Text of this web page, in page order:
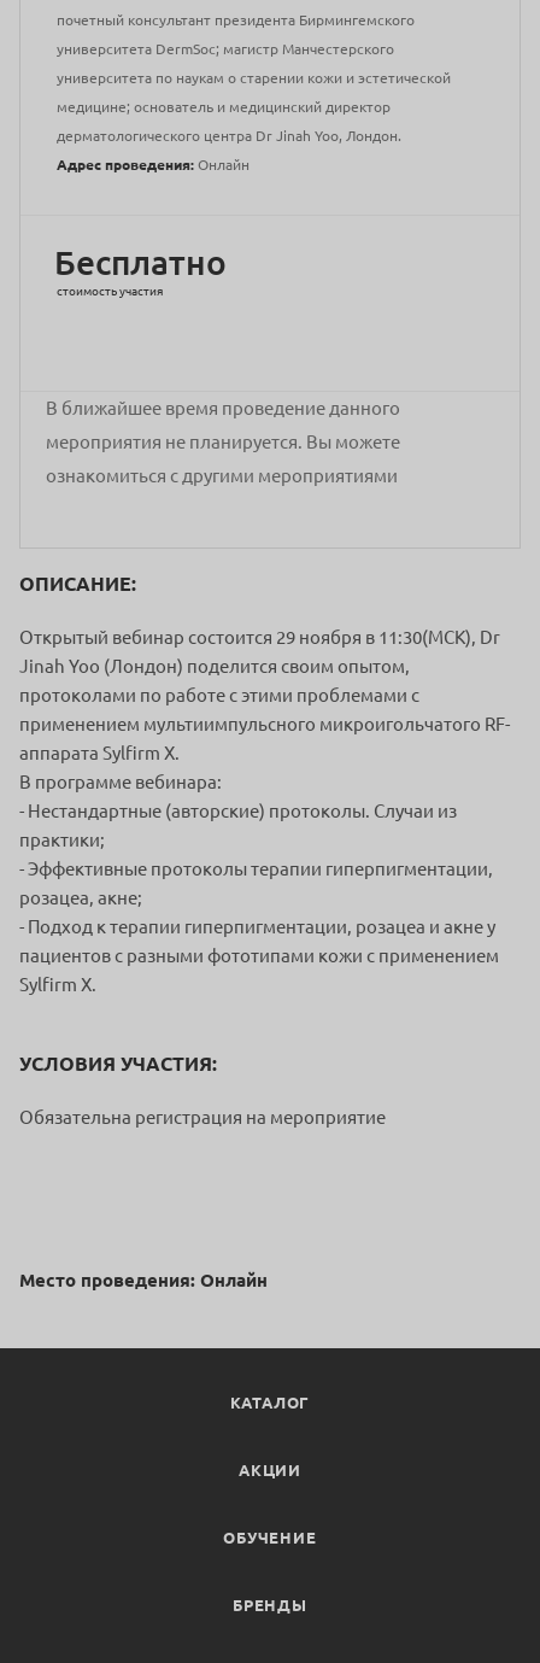
почетный консультант президента Бирмингемского
университета DermSoc; магистр Манчестерского
университета по наукам о старении кожи и эстетической
медицине; основатель и медицинский директор
дерматологического центра Dr Jinah Yoo, Лондон.
Адрес проведения: Онлайн
Бесплатно
стоимость участия
В ближайшее время проведение данного
мероприятия не планируется. Вы можете
ознакомиться с другими мероприятиями
ОПИСАНИЕ:
Открытый вебинар состоится 29 ноября в 11:30(МСК), Dr
Jinah Yoo (Лондон) поделится своим опытом,
протоколами по работе с этими проблемами с
применением мультиимпульсного микроигольчатого RF-
аппарата Sylfirm X.
В программе вебинара:
- Нестандартные (авторские) протоколы. Случаи из
практики;
- Эффективные протоколы терапии гиперпигментации,
розацеа, акне;
- Подход к терапии гиперпигментации, розацеа и акне у
пациентов с разными фототипами кожи с применением
Sylfirm X.
УСЛОВИЯ УЧАСТИЯ:
Обязательна регистрация на мероприятие
Место проведения: Онлайн
КАТАЛОГ
АКЦИИ
ОБУЧЕНИЕ
БРЕНДЫ